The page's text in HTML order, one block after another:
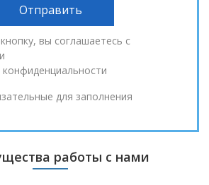
вы соглашаетесь с
конфиденциальности
для заполнения
работы с нами